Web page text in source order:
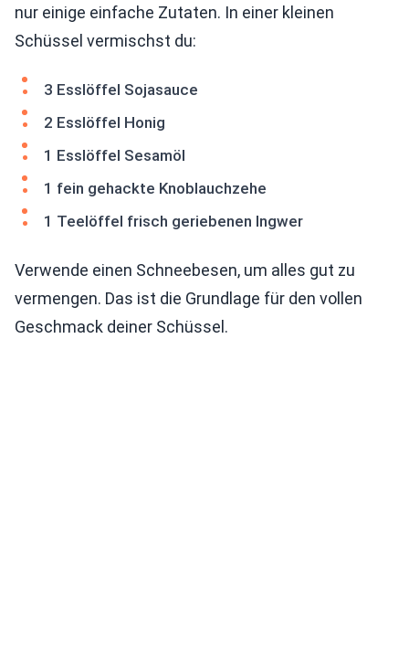
nur einige einfache Zutaten. In einer kleinen
Schüssel vermischst du:
3 Esslöffel Sojasauce
2 Esslöffel Honig
1 Esslöffel Sesamöl
1 fein gehackte Knoblauchzehe
1 Teelöffel frisch geriebenen Ingwer
Verwende einen Schneebesen, um alles gut zu
vermengen. Das ist die Grundlage für den vollen
Geschmack deiner Schüssel.